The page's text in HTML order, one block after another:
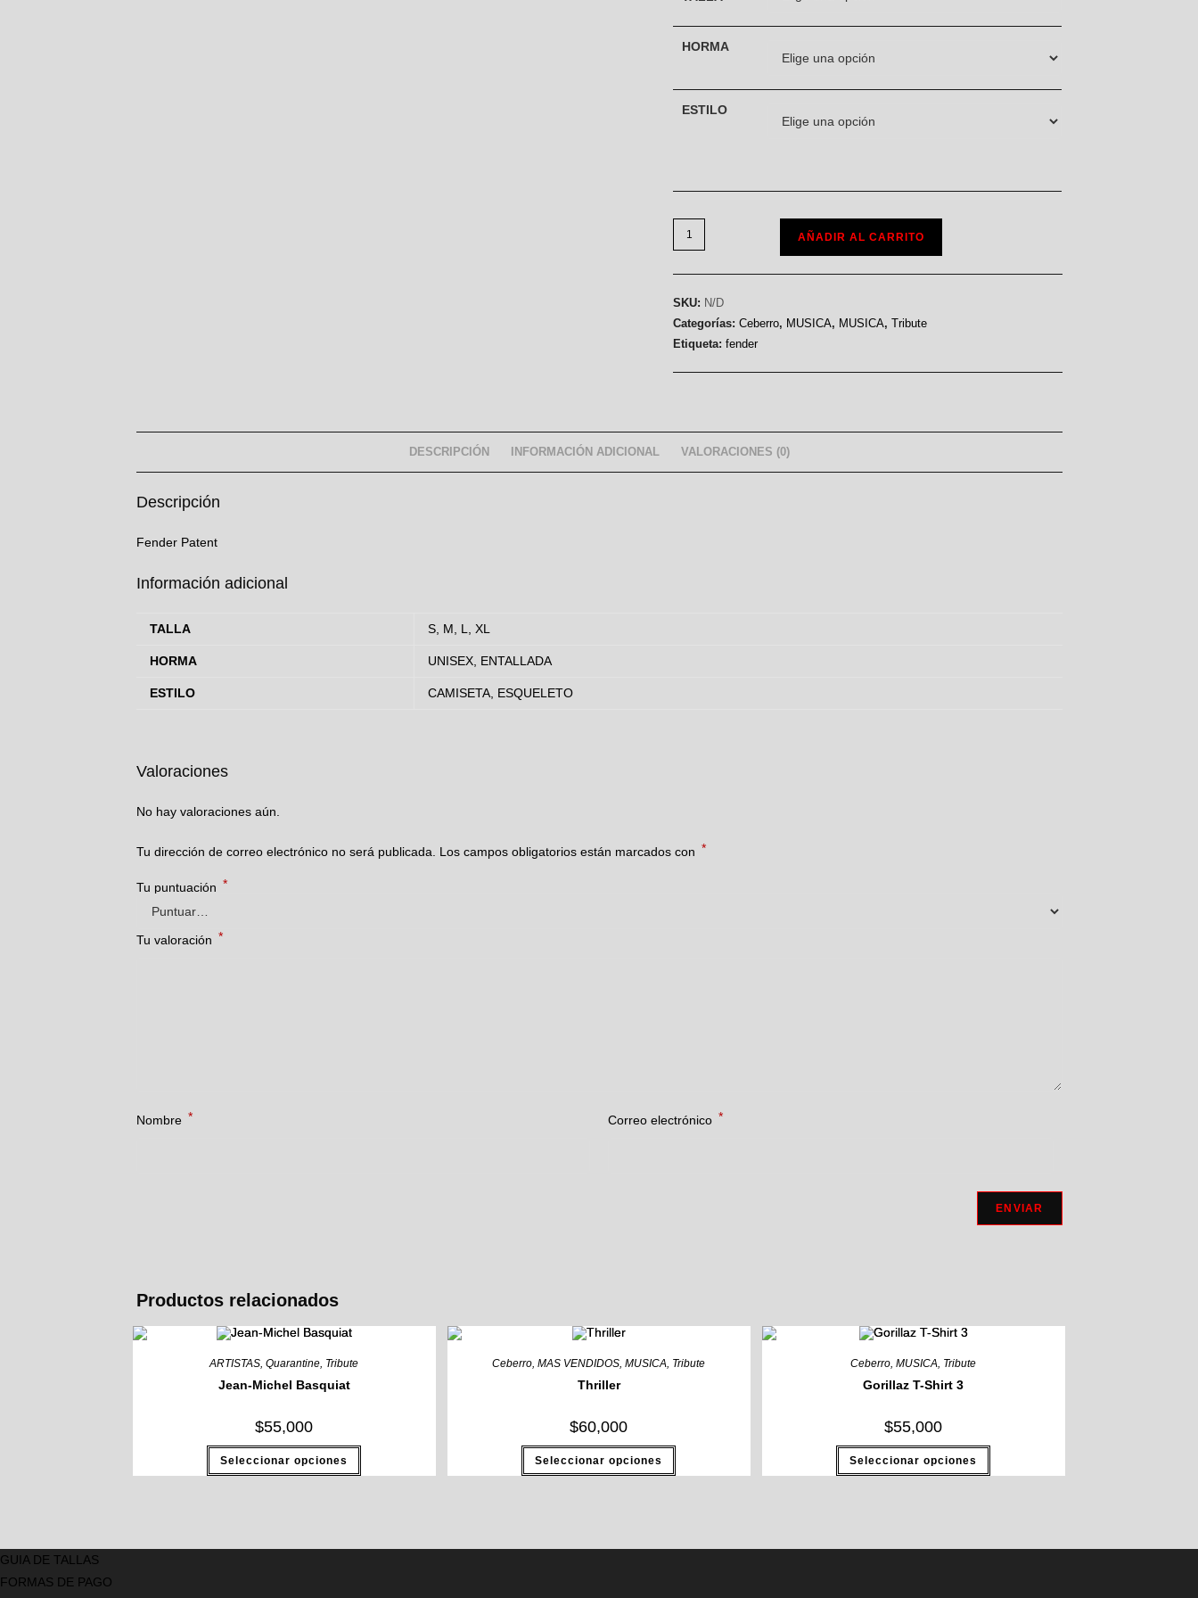
HORMA
ESTILO
Fender
Patent
cantidad
AÑADIR AL CARRITO
SKU: N/D
Categorías:Ceberro, MUSICA, MUSICA,Tribute
Etiqueta:fender
DESCRIPCIÓN INFORMACIÓN ADICIONAL VALORACIONES (0)
Descripción
Fender Patent
Información adicional
TALLA S, M, L, XL
HORMA UNISEX, ENTALLADA
ESTILO CAMISETA, ESQUELETO
Valoraciones
No hay valoraciones aún.
Tu dirección de correo electrónico no será publicada. Los campos obligatorios están marcados con *
Tu puntuación *
Tu valoración *
Nombre * Correo electrónico *
Productos relacionados
ARTISTAS,Quarantine, Tribute
Jean-Michel Basquiat
$55,000
Seleccionar opciones
tiene
pueden
Ceberro,MAS VENDIDOS,MUSICA, Tribute
Thriller
$60,000
Seleccionar opciones
tiene
pueden
Ceberro,MUSICA, Tribute
Gorillaz T-Shirt 3
$55,000
Seleccionar opciones
tiene
pueden
GUIA DE TALLAS
FORMAS DE PAGO